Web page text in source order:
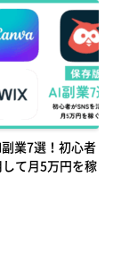
副業7選！初心者
て月5万円を稼